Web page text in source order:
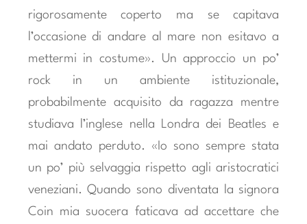
rigorosamente coperto ma se capitava
l’occasione di andare al mare non esitavo a
mettermi in costume». Un approccio un po’
rock in un ambiente istituzionale,
probabilmente acquisito da ragazza mentre
studiava l’inglese nella Londra dei Beatles e
mai andato perduto. «Io sono sempre stata
un po’ più selvaggia rispetto agli aristocratici
veneziani. Quando sono diventata la signora
Coin mia suocera faticava ad accettare che